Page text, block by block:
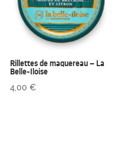
Rillettes de maquereau – La
Belle-Iloise
4,00€